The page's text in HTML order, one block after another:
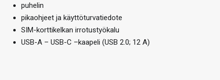
puhelin
pikaohjeet ja käyttöturvatiedote
SIM-korttikelkan irrotustyökalu
USB-A – USB-C –kaapeli (USB 2.0; 12 A)